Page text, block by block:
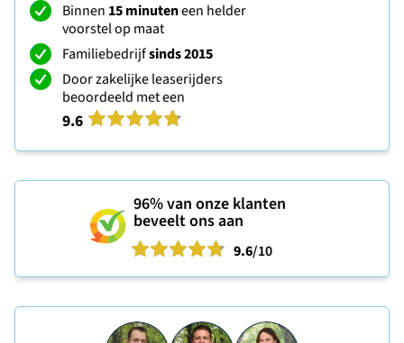
Binnen 15 minuteneen helder
voorstel op maat
Familiebedrijfsinds 2015
Door zakelijke leaserijders
beoordeeld met een
9.6
96%van onze klanten
beveelt ons aan
9.6/10